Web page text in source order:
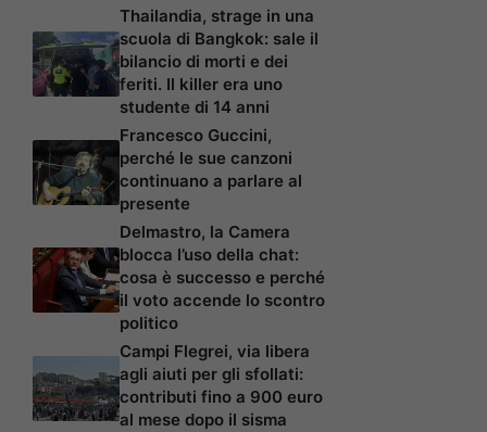
Thailandia, strage in una
scuola di Bangkok: sale il
bilancio di morti e dei
feriti. Il killer era uno
studente di 14 anni
Francesco Guccini,
perché le sue canzoni
continuano a parlare al
presente
Delmastro, la Camera
blocca l’uso della chat:
cosa è successo e perché
il voto accende lo scontro
politico
Campi Flegrei, via libera
agli aiuti per gli sfollati:
contributi fino a 900 euro
al mese dopo il sisma